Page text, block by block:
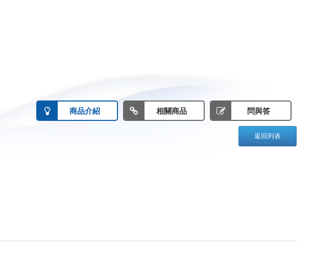
商品介紹 相關商品 問與答
返回列表